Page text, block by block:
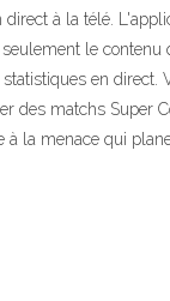
à la télé.
le
en
des matchs
la menace qui